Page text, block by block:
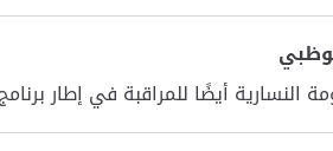
النسارية أيضًا للمراقبة في إطار